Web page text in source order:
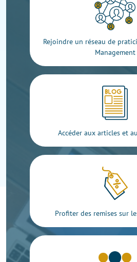
Rejoindre un réseau de
Management
Accéder aux articles et
Profiter des remises sur